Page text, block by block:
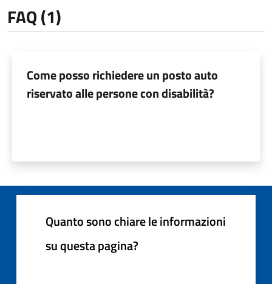
FAQ (1)
Come posso richiedere un posto auto
riservato alle persone con disabilità?
Quanto sono chiare le informazioni
su questa pagina?